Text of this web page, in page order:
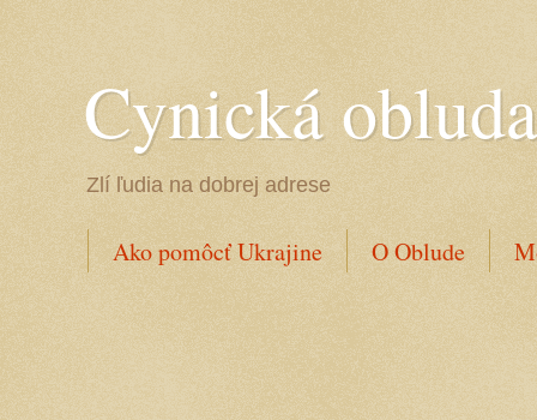
Cynická obluda
Zlí ľudia na dobrej adrese
Ako pomôcť Ukrajine O Oblude